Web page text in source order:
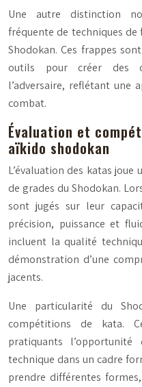
Une autre distinction
fréquente de techniques de
Shodokan. Ces frappes
outils pour créer des
l’adversaire, reflétant une
combat.
Évaluation et
aïkido shodokan
L’évaluation des katas
de grades du Shodokan.
sont jugés sur leur
précision, puissance et
incluent la qualité
démonstration d’une
jacents.
Une particularité du
compétitions de kata.
pratiquants
technique dans un cadre
prendre différentes